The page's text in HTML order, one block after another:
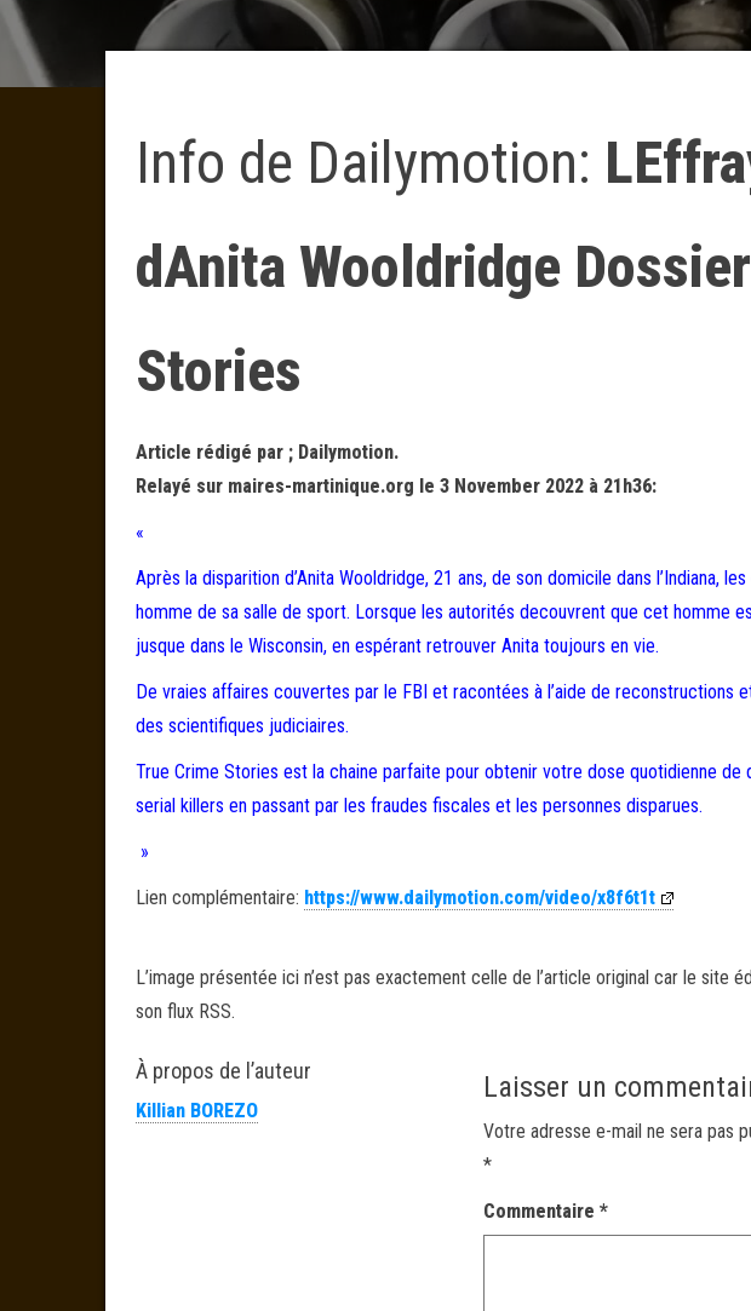
Info de Dailymotion:
dAnita Wooldridge
Stories
Article rédigé par ; Dailymotion.
Relayé sur maires-martinique.org le 3 November 2022 à 21h36:
«
Après la disparition d’Anita Wooldridge, 21 ans, de son domicile dans l’Indiana,
homme de sa salle de sport. Lorsque les autorités decouvrent que cet homme
jusque dans le Wisconsin, en espérant retrouver Anita toujours en vie.
De vraies affaires couvertes par le FBI et racontées à l’aide de reconstructions
des scientifiques judiciaires.
True Crime Stories est la chaine parfaite pour obtenir votre dose quotidienne
serial killers en passant par les fraudes fiscales et les personnes disparues.
»
Lien complémentaire: https://www.dailymotion.com/video/x8f6t1t
L’image présentée ici n’est pas exactement celle de l’article original car le site
son flux RSS.
À propos de l’auteur
Killian BOREZO
Laisser un
Votre adresse e-mail ne sera pas
*
Commentaire*